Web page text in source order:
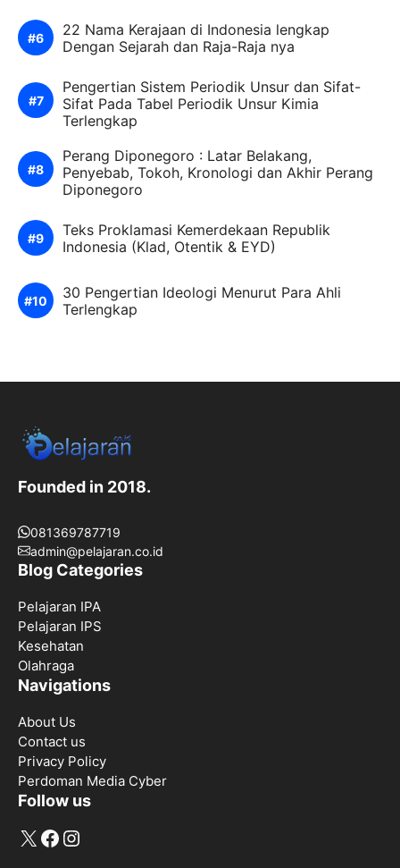
22 Nama Kerajaan di Indonesia lengkap
Dengan Sejarah dan Raja-Raja nya
Pengertian Sistem Periodik Unsur dan Sifat-
Sifat Pada Tabel Periodik Unsur Kimia
Terlengkap
Perang Diponegoro : Latar Belakang,
Penyebab, Tokoh, Kronologi dan Akhir Perang
Diponegoro
Teks Proklamasi Kemerdekaan Republik
Indonesia (Klad, Otentik & EYD)
30 Pengertian Ideologi Menurut Para Ahli
Terlengkap
Founded in 2018.
081369787719
admin@pelajaran.co.id
Blog Categories
Pelajaran IPA
Pelajaran IPS
Kesehatan
Olahraga
Navigations
About Us
Contact us
Privacy Policy
Perdoman Media Cyber
Follow us
X Facebook
Instagram